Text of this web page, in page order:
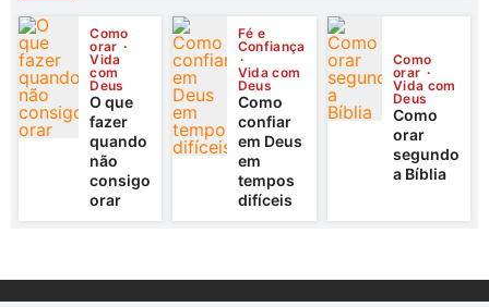
Como
orar
Vida
com
Deus
O que
fazer
quando
não
consigo
orar
Fé e
Confiança
Vida com
Deus
Como
confiar
em Deus
em
tempos
difíceis
Como
orar
Vida com
Deus
Como
orar
segundo
a Bíblia